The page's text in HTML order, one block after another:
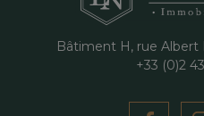
Bâtiment H, rue Albert
+33 (0)2